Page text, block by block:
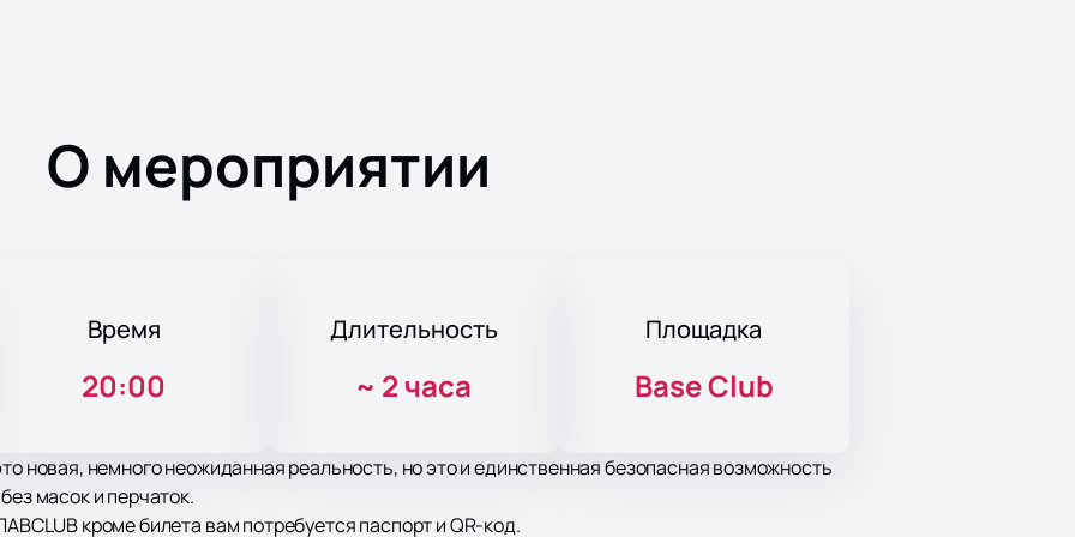
О мероприятии
Время
20:00
Длительность
~ 2 часа
Площадка
Base Club
новая, немного неожиданная реальность, но это и единственная безопасная возможность
масок и перчаток.
кроме билета вам потребуется паспорт и QR-код.